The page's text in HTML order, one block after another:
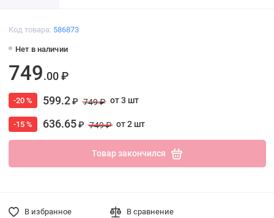
Код товара: 586873
Нет в наличии
749.00 ₽
-20 % 599.2₽ 749 ₽ от 3 шт
-15 % 636.65₽ 749 ₽ от 2 шт
Товар закончился
В избранное В сравнение